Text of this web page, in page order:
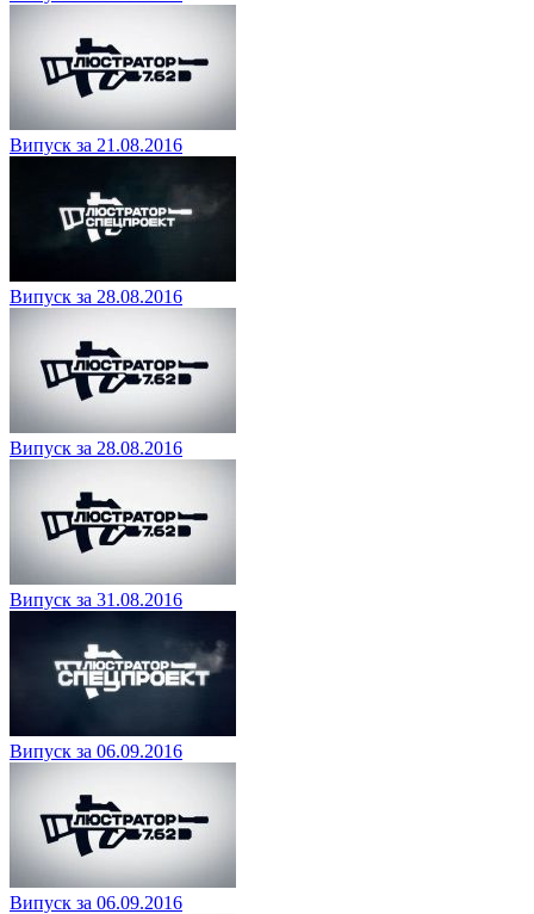
Випуск за 21.08.2016
Випуск за 28.08.2016
Випуск за 28.08.2016
Випуск за 31.08.2016
Випуск за 06.09.2016
Випуск за 06.09.2016